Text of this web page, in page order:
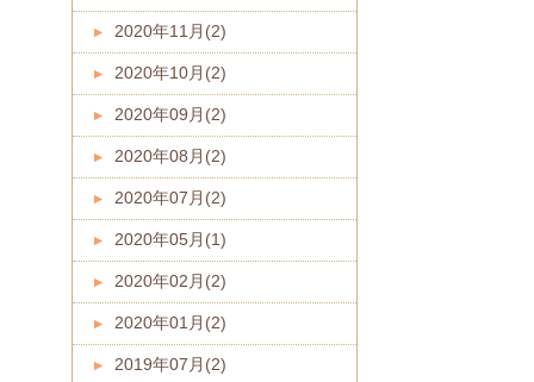
2020年11月(2)
2020年10月(2)
2020年09月(2)
2020年08月(2)
2020年07月(2)
2020年05月(1)
2020年02月(2)
2020年01月(2)
2019年07月(2)